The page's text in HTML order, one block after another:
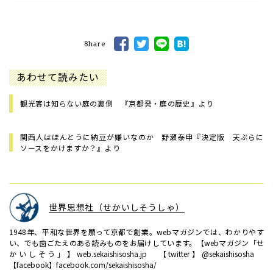
Share
あわせて読みたい
観光客は知らない庭の裏側 『京都発・庭の歴史』より
関西人はほんとうに納豆が嫌いなのか 野瀬泰申『決定版 天ぷらに
ソースをかけますか？』より
世界思想社（せかいしそうしゃ）
1948年、平和な世界を願って京都で創業。webマガジンでは、わかりやす
い、でも歯ごたえのある読みものをお届けしています。【webマガジン「せ
かいしそう」】web.sekaishisosha.jp 【twitter】@sekaishisosha
【facebook】facebook.com/sekaishisosha/